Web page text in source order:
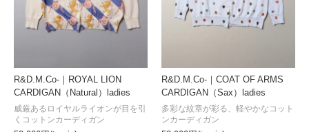
R&D.M.Co-｜ROYAL LION
CARDIGAN（Natural）ladies
威厳あるロイヤルライオンが目を引
くコットンカーディガン
R&D.M.Co-｜COAT OF ARMS
CARDIGAN（Sax）ladies
多彩な紋章が彩る、軽やかなコット
ンカーディガン